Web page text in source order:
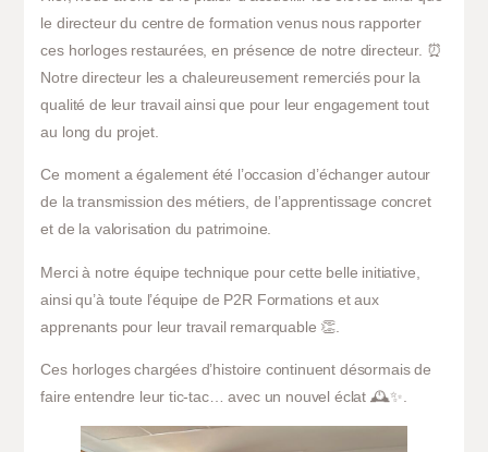
le directeur du centre de formation venus nous rapporter
ces horloges restaurées, en présence de notre directeur. ⏰
Notre directeur les a chaleureusement remerciés pour la
qualité de leur travail ainsi que pour leur engagement tout
au long du projet.
Ce moment a également été l’occasion d’échanger autour
de la transmission des métiers, de l’apprentissage concret
et de la valorisation du patrimoine.
Merci à notre équipe technique pour cette belle initiative,
ainsi qu’à toute l’équipe de P2R Formations et aux
apprenants pour leur travail remarquable 👏.
Ces horloges chargées d’histoire continuent désormais de
faire entendre leur tic-tac… avec un nouvel éclat 🕰️✨.